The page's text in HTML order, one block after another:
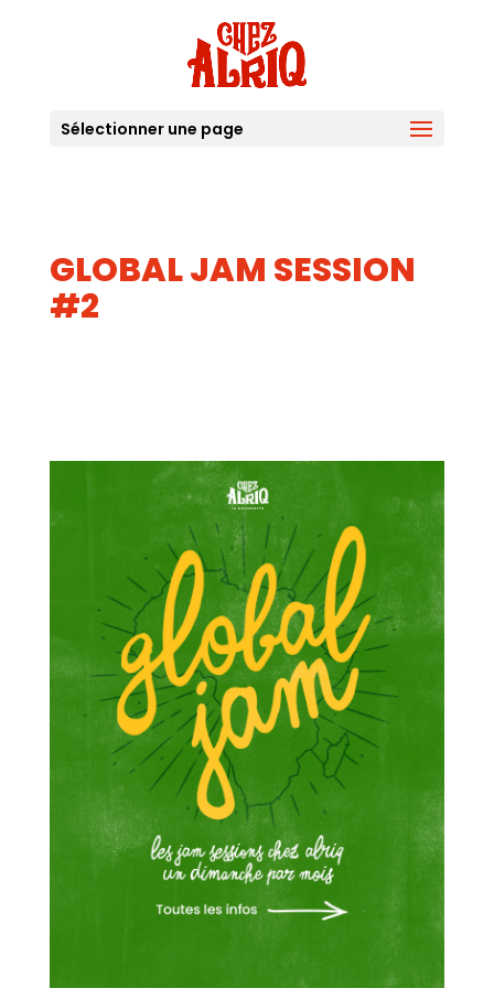
Sélectionner une page
GLOBAL JAM SESSION
#2